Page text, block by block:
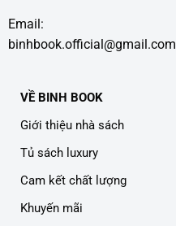
Email:
binhbook.official@gmail.com
VỀ BINH BOOK
Giới thiệu nhà sách
Tủ sách luxury
Cam kết chất lượng
Khuyến mãi